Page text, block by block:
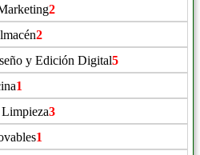
2
2
y Edición Digital5
1
Limpieza3
1